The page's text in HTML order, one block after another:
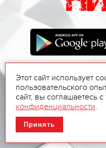
Этот сайт использует
пользовательского
сайт, вы соглашаетесь
конфиденциальности.
Принять